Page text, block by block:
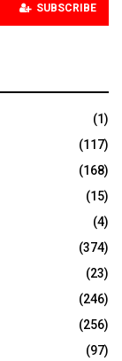
SUBSCRIBE
(1)
(117)
(168)
(15)
(4)
(374)
(23)
(246)
(256)
(97)